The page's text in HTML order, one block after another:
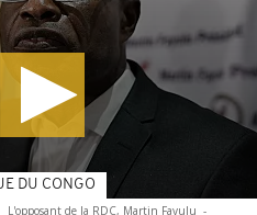
L'opposant de la RDC, Martin Fayulu -
DU CONGO